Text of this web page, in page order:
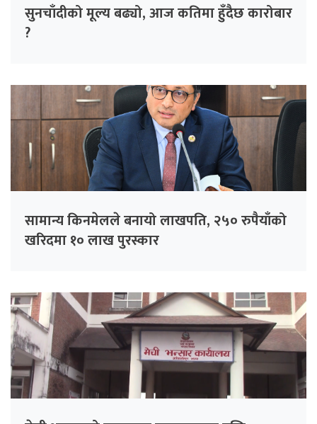
सुनचाँदीको मूल्य बढ्यो, आज कतिमा हुँदैछ कारोबार
?
सामान्य किनमेलले बनायो लाखपति, २५० रुपैयाँको
खरिदमा १० लाख पुरस्कार